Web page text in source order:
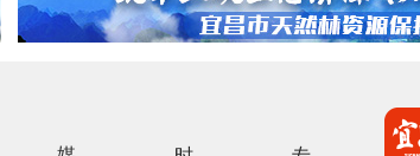
媒观 时评 专题